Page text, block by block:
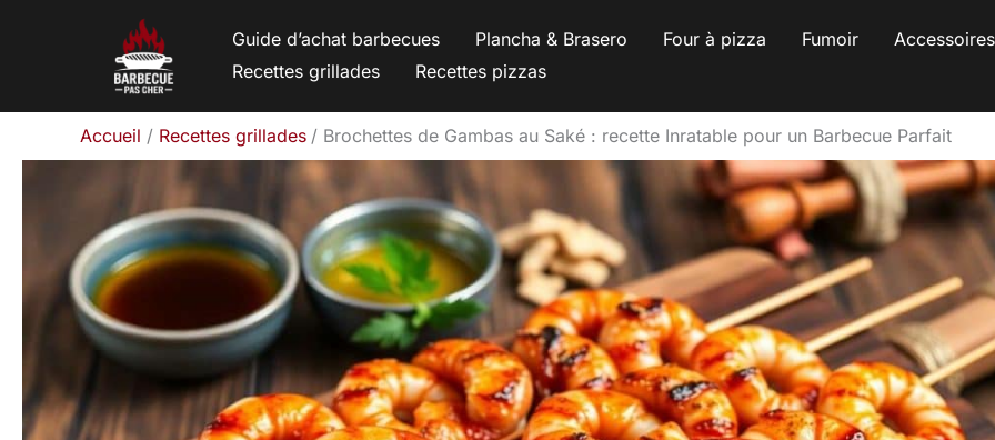
Guide d’achat barbecues Plancha & Brasero Four à pizza Fumoir
Recettes grillades
Recettes pizzas
Accueil Recettes grillades Brochettes de Gambas au Saké : recette Inratable pour un Barbecue Parfait